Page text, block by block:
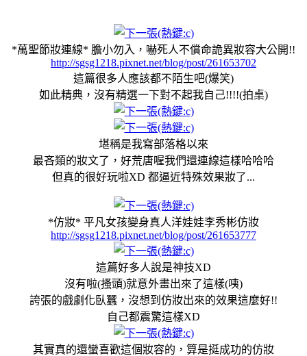
*萬聖節妝連線* 膽小勿入，嚇死人不償命詭異妝容大公開!!
http://sgsg1218.pixnet.net/blog/post/261653702
這篇很多人應該都不陌生吧(爆笑)
如此精典，沒有精選一下對不起我自己!!!!(拍桌)
堪稱是我寫部落格以來
最吝類的妝文了，好荒唐喔我們還連線這樣哈哈哈
但真的很好玩啦XD 都逼近特殊效果妝了...
*仿妝* 平凡女孩變身真人洋娃娃李秀彬仿妝
http://sgsg1218.pixnet.net/blog/post/261653777
這篇好多人說是神技XD
沒有啦(搔頭)就意外畫出來了這樣(咦)
誇張的戲劇化臥蠶，沒想到仿妝出來的效果這麼好!!
自己都震驚這樣XD
其實真的還蠻喜歡這個妝容的，算是挺成功的仿妝